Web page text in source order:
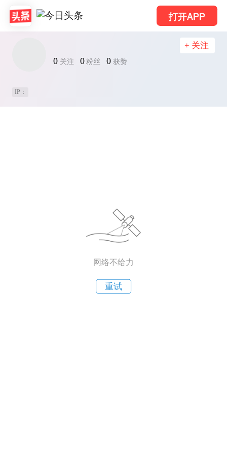
打开APP
0 关注 0 粉丝 0 获赞
+ 关注
IP：
网络不给力
重试